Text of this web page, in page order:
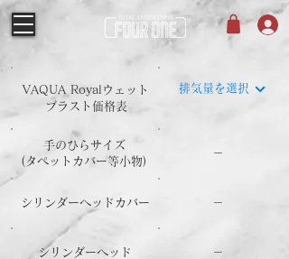
​VAQUA Royalウェット
ブラスト​価格表
排気量を選択
手のひらサイズ
​(タペットカバー等小物)
－
シリンダーヘッドカバー －
シリンダーヘッド －